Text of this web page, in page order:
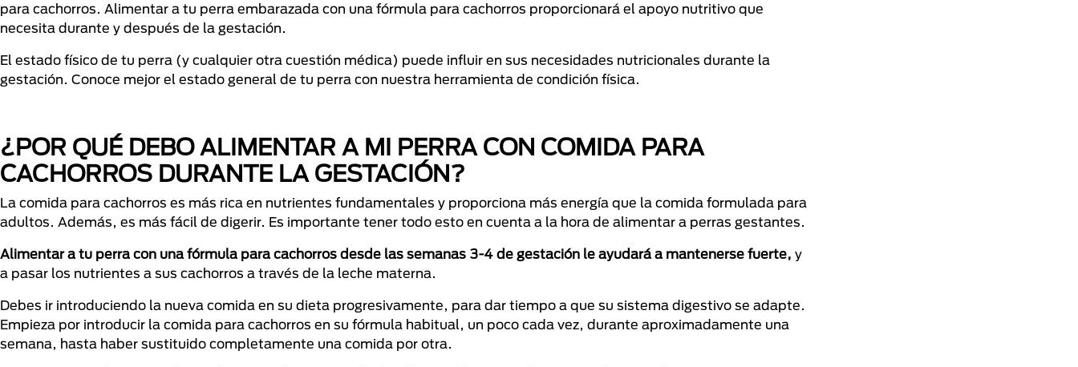
para cachorros. Alimentar a tu perra embarazada con una fórmula para cachorros proporcionará el apoyo nutritivo que
necesita durante y después de la gestación.
El estado físico de tu perra (y cualquier otra cuestión médica) puede influir en sus necesidades nutricionales durante la
gestación. Conoce mejor el estado general de tu perra con nuestra herramienta de condición física.
¿POR QUÉ DEBO ALIMENTAR A MI PERRA CON COMIDA PARA
CACHORROS DURANTE LA GESTACIÓN?
La comida para cachorros es más rica en nutrientes fundamentales y proporciona más energía que la comida formulada para
adultos. Además, es más fácil de digerir. Es importante tener todo esto en cuenta a la hora de alimentar a perras gestantes.
Alimentar a tu perra con una fórmula para cachorros desde las semanas 3-4 de gestación le ayudará a mantenerse fuerte, y
a pasar los nutrientes a sus cachorros a través de la leche materna.
Debes ir introduciendo la nueva comida en su dieta progresivamente, para dar tiempo a que su sistema digestivo se adapte.
Empieza por introducir la comida para cachorros en su fórmula habitual, un poco cada vez, durante aproximadamente una
semana, hasta haber sustituido completamente una comida por otra.